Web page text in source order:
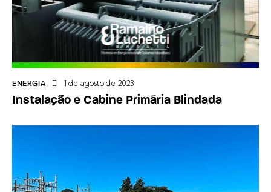
ENERGIA 1 de agosto de 2023
Instalação e Cabine Primária Blindada